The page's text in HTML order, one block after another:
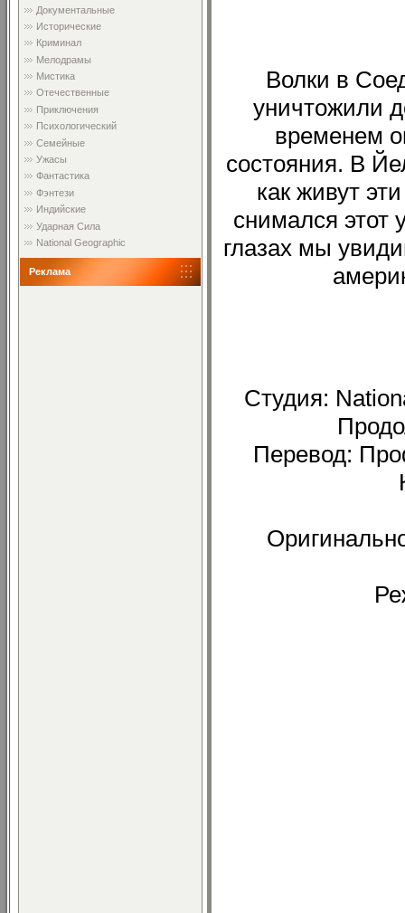
Документальные
Исторические
Криминал
Мелодрамы
Мистика
Отечественные
Приключения
Психологический
Семейные
Ужасы
Фантастика
Фэнтези
Индийские
Ударная Сила
National Geographic
Реклама
Волки в
уничтожили
временем
состояния. В
как живут
снимался
глазах мы
Студия:
Перевод: